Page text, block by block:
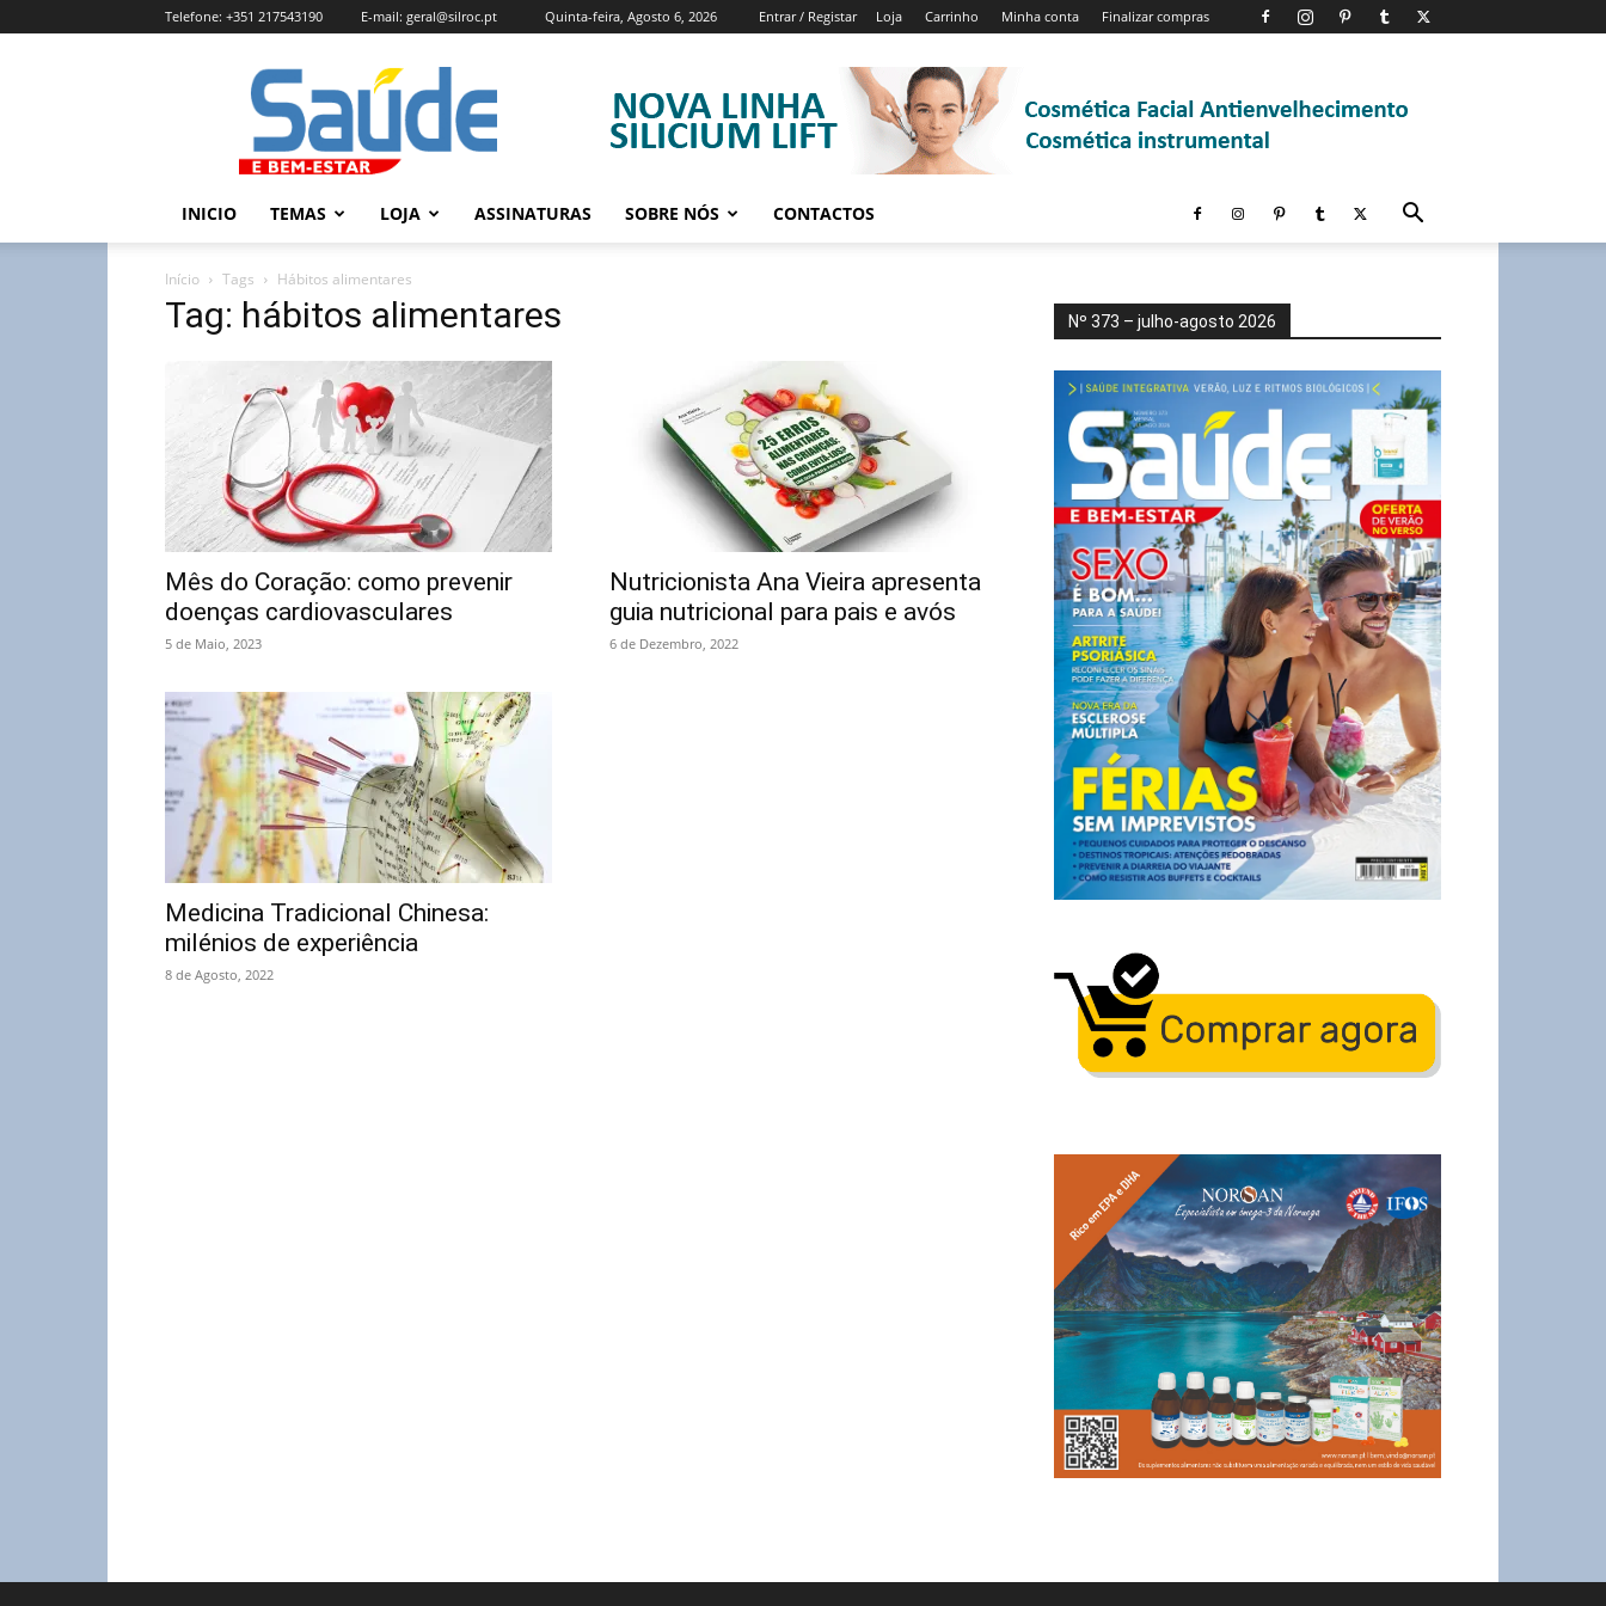
Quinta-feira, Agosto 6, 2026 Entrar / Registar Loja Carrinho Minha conta Finalizar compras
Telefone: +351 217543190 E-mail: geral@silroc.pt
Revista
Saúde
e
Bem
Estar
Edição
INICIO TEMAS LOJA ASSINATURAS SOBRE NÓS CONTACTOS
Início Tags Hábitos alimentares
Tag: hábitos alimentares
Mês do Coração: como prevenir
doenças cardiovasculares
5 de Maio, 2023
Nutricionista Ana Vieira apresenta
guia nutricional para pais e avós
6 de Dezembro, 2022
Medicina Tradicional Chinesa:
milénios de experiência
8 de Agosto, 2022
Nº 373 – julho-agosto 2026